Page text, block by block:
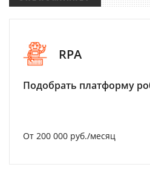
RPA
Подобрать платформу
От 200 000 руб./месяц